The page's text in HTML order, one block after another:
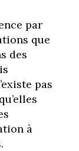
par
que
des
pas
à